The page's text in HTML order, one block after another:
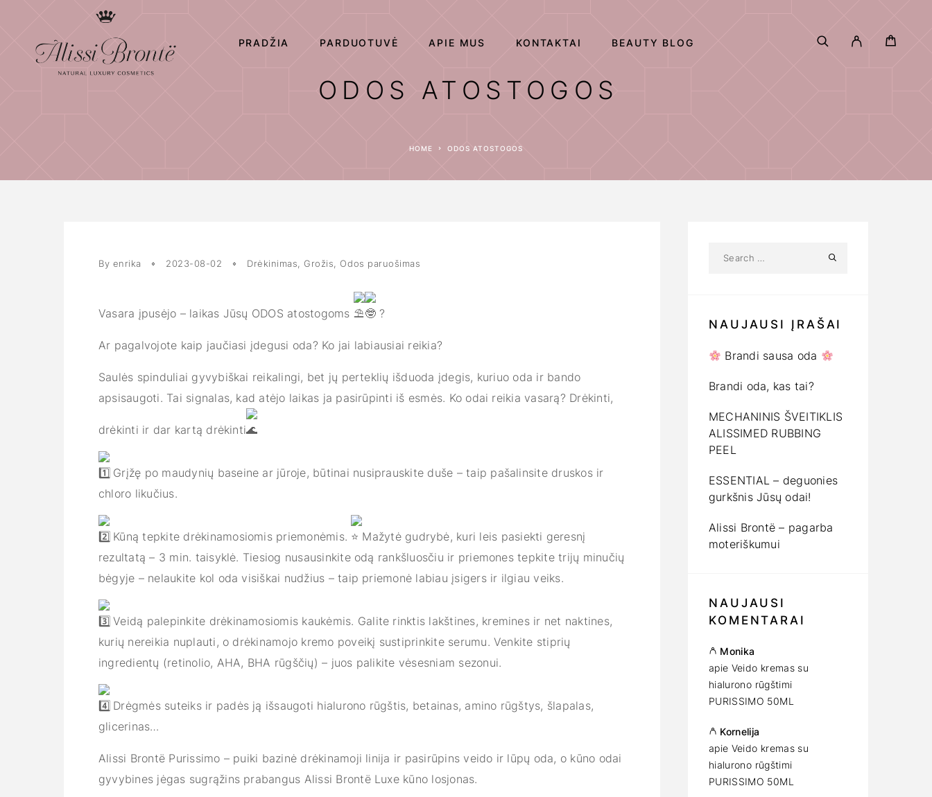
PRADŽIA PARDUOTUVĖ APIE MUS KONTAKTAI BEAUTY BLOG
ODOS ATOSTOGOS
HOME ODOS ATOSTOGOS
By enrika 2023-08-02 Drėkinimas Grožis Odos paruošimas
Vasara įpusėjo – laikas Jūsų ODOS atostogoms ?
Ar pagalvojote kaip jaučiasi įdegusi oda? Ko jai labiausiai reikia?
Saulės spinduliai gyvybiškai reikalingi, bet jų perteklių išduoda įdegis, kuriuo oda ir bando
apsisaugoti. Tai signalas, kad atėjo laikas ja pasirūpinti iš esmės. Ko odai reikia vasarą? Drėkinti,
drėkinti ir dar kartą drėkinti
Grįžę po maudynių baseine ar jūroje, būtinai nusiprauskite duše – taip pašalinsite druskos ir
chloro likučius.
Kūną tepkite drėkinamosiomis priemonėmis.
Mažytė gudrybė, kuri leis pasiekti geresnį
rezultatą – 3 min. taisyklė. Tiesiog nusausinkite odą rankšluosčiu ir priemones tepkite trijų minučių
bėgyje – nelaukite kol oda visiškai nudžius – taip priemonė labiau įsigers ir ilgiau veiks.
Veidą palepinkite drėkinamosiomis kaukėmis. Galite rinktis lakštines, kremines ir net naktines,
kurių nereikia nuplauti, o drėkinamojo kremo poveikį sustiprinkite serumu. Venkite stiprių
ingredientų (retinolio, AHA, BHA rūgščių) – juos palikite vėsesniam sezonui.
Drėgmės suteiks ir padės ją išsaugoti hialurono rūgštis, betainas, amino rūgštys, šlapalas,
glicerinas…
Alissi Brontë Purissimo – puiki bazinė drėkinamoji linija ir pasirūpins veido ir lūpų oda, o kūno odai
gyvybines jėgas sugrąžins prabangus Alissi Brontë Luxe kūno losjonas.
NAUJAUSI ĮRAŠAI
Brandi sausa oda
Brandi oda, kas tai?
MECHANINIS ŠVEITIKLIS
ALISSIMED RUBBING
PEEL
ESSENTIAL – deguonies
gurkšnis Jūsų odai!
Alissi Brontë – pagarba
moteriškumui
NAUJAUSI
KOMENTARAI
Monika
apie Veido kremas su
hialurono rūgštimi
PURISSIMO 50ML
Kornelija
apie Veido kremas su
hialurono rūgštimi
PURISSIMO 50ML